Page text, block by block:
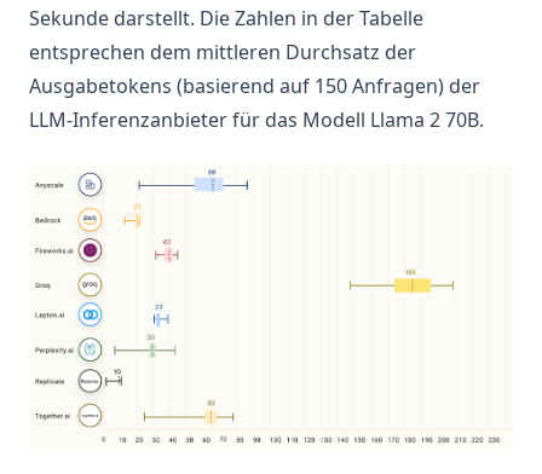
Sekunde darstellt. Die Zahlen in der Tabelle
entsprechen dem mittleren Durchsatz der
Ausgabetokens (basierend auf 150 Anfragen) der
LLM-Inferenzanbieter für das Modell Llama 2 70B.